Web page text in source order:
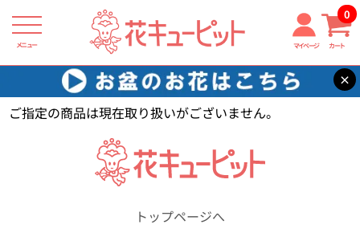
メニュー マイページ カート
0
×
花キューピット 【】
ご指定の商品は現在取り扱いがございません。
トップページへ